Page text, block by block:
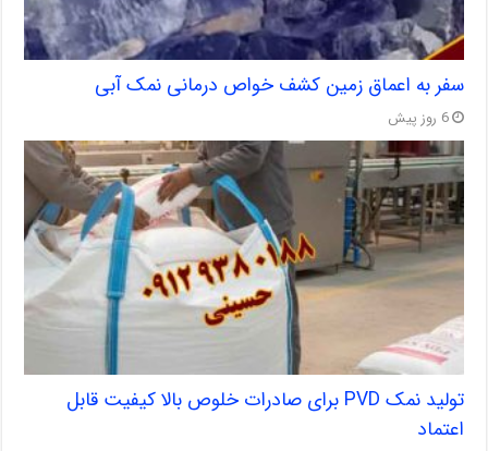
سفر به اعماق زمین کشف خواص درمانی نمک آبی
6 روز پیش
تولید نمک PVD برای صادرات خلوص بالا کیفیت قابل
اعتماد